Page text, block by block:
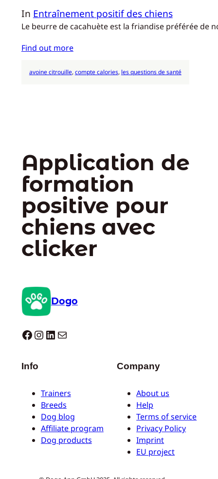
In Entraînement positif des chiens
Le beurre de cacahuète est la friandise préférée de
Find out more
avoine citrouille, compte calories, les questions de santé
Application de
formation
positive pour
chiens avec
clicker
Dogo
Dogo facebook InstagramLinkedIn E-mail
Info
Trainers
Breeds
Dog blog
Affiliate program
Dog products
Company
About us
Help
Terms of service
Privacy Policy
Imprint
EU project